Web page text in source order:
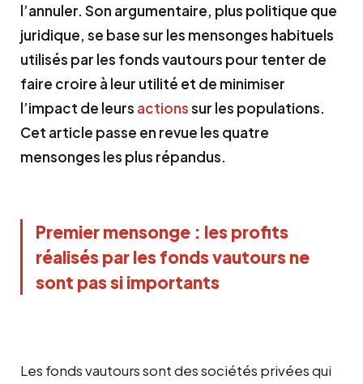
l’annuler. Son argumentaire, plus politique que
juridique, se base sur les mensonges habituels
utilisés par les fonds vautours pour tenter de
faire croire à leur utilité et de minimiser
l’impact de leurs actionssur les populations.
Cet article passe en revue les quatre
mensonges les plus répandus.
Premier mensonge : les profits
réalisés par lesfonds vautoursne
sont pas si importants
Les fonds vautours sont des sociétés privées qui